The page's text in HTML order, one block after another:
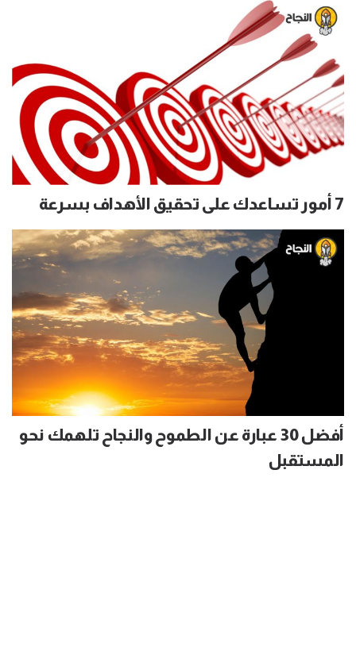
7 أمور تساعدك على تحقيق الأهداف بسرعة
أفضل 30 عبارة عن الطموح والنجاح تلهمك نحو
المستقبل